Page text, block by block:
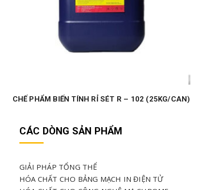
CHẾ PHẨM BIẾN TÍNH RỈ SÉT R – 102 (25KG/CAN)
CÁC DÒNG SẢN PHẨM
GIẢI PHÁP TỔNG THỂ
HÓA CHẤT CHO BẢNG MẠCH IN ĐIỆN TỬ